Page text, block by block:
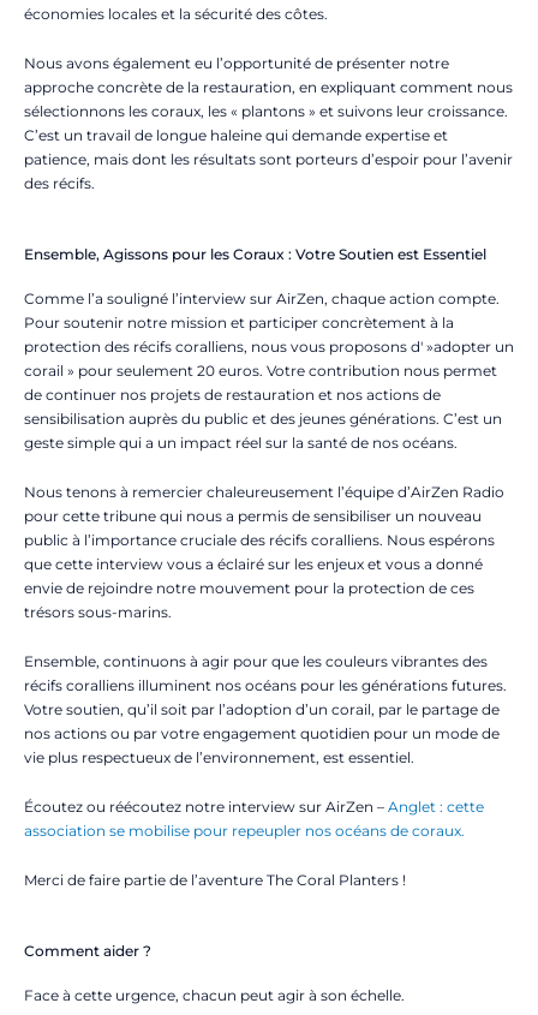
économies locales et la sécurité des côtes.
Nous avons également eu l’opportunité de présenter notre
approche concrète de la restauration, en expliquant comment nous
sélectionnons les coraux, les « plantons » et suivons leur croissance.
C’est un travail de longue haleine qui demande expertise et
patience, mais dont les résultats sont porteurs d’espoir pour l’avenir
des récifs.
Ensemble, Agissons pour les Coraux : Votre Soutien est Essentiel
Comme l’a souligné l’interview sur AirZen, chaque action compte.
Pour soutenir notre mission et participer concrètement à la
protection des récifs coralliens, nous vous proposons d' »adopter un
corail » pour seulement 20 euros. Votre contribution nous permet
de continuer nos projets de restauration et nos actions de
sensibilisation auprès du public et des jeunes générations. C’est un
geste simple qui a un impact réel sur la santé de nos océans.
Nous tenons à remercier chaleureusement l’équipe d’AirZen Radio
pour cette tribune qui nous a permis de sensibiliser un nouveau
public à l’importance cruciale des récifs coralliens. Nous espérons
que cette interview vous a éclairé sur les enjeux et vous a donné
envie de rejoindre notre mouvement pour la protection de ces
trésors sous-marins.
Ensemble, continuons à agir pour que les couleurs vibrantes des
récifs coralliens illuminent nos océans pour les générations futures.
Votre soutien, qu’il soit par l’adoption d’un corail, par le partage de
nos actions ou par votre engagement quotidien pour un mode de
vie plus respectueux de l’environnement, est essentiel.
Écoutez ou réécoutez notre interview sur AirZen – Anglet : cette
association se mobilise pour repeupler nos océans de coraux.
Merci de faire partie de l’aventure The Coral Planters !
Comment aider ?
Face à cette urgence, chacun peut agir à son échelle.